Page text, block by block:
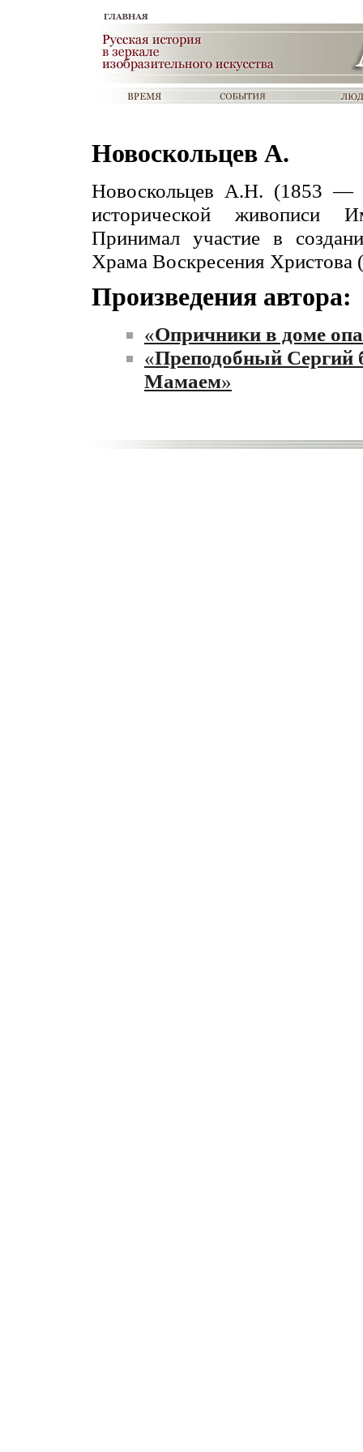
Новоскольцев А.
Новоскольцев А.Н. (1853 —
исторической живописи
Принимал участие в
Храма Воскресения
Произведения автора:
«Опричники в доме
«Преподобный Сергий
Мамаем»